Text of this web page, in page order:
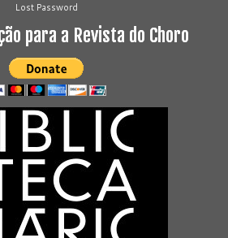
Lost Password
para a Revista do Choro